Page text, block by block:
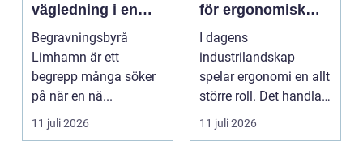
vägledning i en
svår tid
Begravningsbyrå
Limhamn är ett
begrepp många söker
på när en nä...
11 juli 2026
för ergonomisk
effektivitet
I dagens
industrilandskap
spelar ergonomi en allt
större roll. Det handlar
inte bara om att skapa
en...
11 juli 2026